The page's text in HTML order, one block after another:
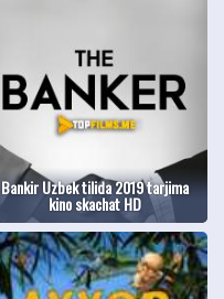
Bankir Uzbek tilida 2019 tarjima
kino skachat HD